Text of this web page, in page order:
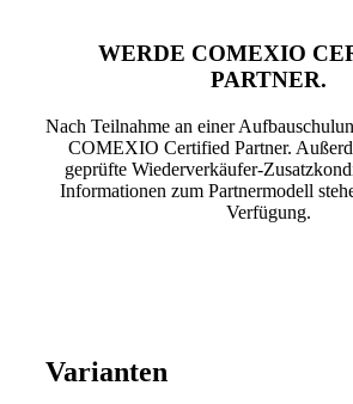
WERDE COMEXIO
PARTNER.
Nach Teilnahme an einer
COMEXIO Certified Partner.
geprüfte Wiederverkäufer-
Informationen zum Partnermodell
Verfügung.
Varianten